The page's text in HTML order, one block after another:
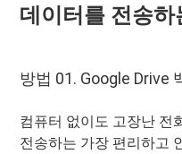
데이터를 전송하
방법 01. Google Drive
컴퓨터 없이도 고장난 전
전송하는 가장 편리하고